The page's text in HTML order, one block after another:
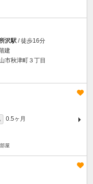
所沢駅 / 徒歩16分
建
市秋津町３丁目
0.5ヶ月
屋